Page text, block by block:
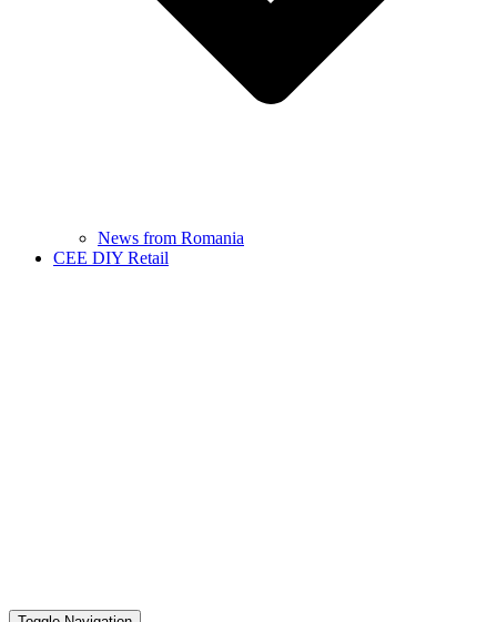
News from Romania
CEE DIY Retail